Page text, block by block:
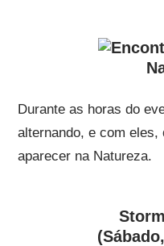
Durante as horas do
alternando, e com eles,
aparecer na Natureza.